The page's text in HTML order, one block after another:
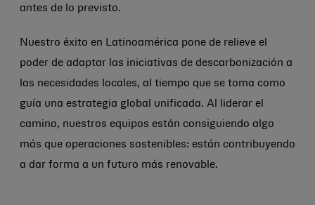
antes de lo previsto.
Nuestro éxito en Latinoamérica pone de relieve el
poder de adaptar las iniciativas de descarbonización a
las necesidades locales, al tiempo que se toma como
guía una estrategia global unificada. Al liderar el
camino, nuestros equipos están consiguiendo algo
más que operaciones sostenibles: están contribuyendo
a dar forma a un futuro más renovable.